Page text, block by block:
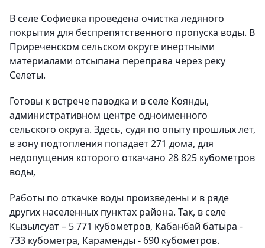
В селе Софиевка проведена очистка ледяного
покрытия для беспрепятственного пропуска воды. В
Приреченском сельском округе инертными
материалами отсыпана переправа через реку
Селеты.
Готовы к встрече паводка и в селе Коянды,
административном центре одноименного
сельского округа. Здесь, судя по опыту прошлых лет,
в зону подтопления попадает 271 дома, для
недопущения которого откачано 28 825 кубометров
воды,
Работы по откачке воды произведены и в ряде
других населенных пунктах района. Так, в селе
Кызылсуат – 5 771 кубометров, Кабанбай батыра -
733 кубометра, Караменды - 690 кубометров.